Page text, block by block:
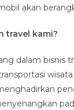
akan
travel kami?
dalam bisnis